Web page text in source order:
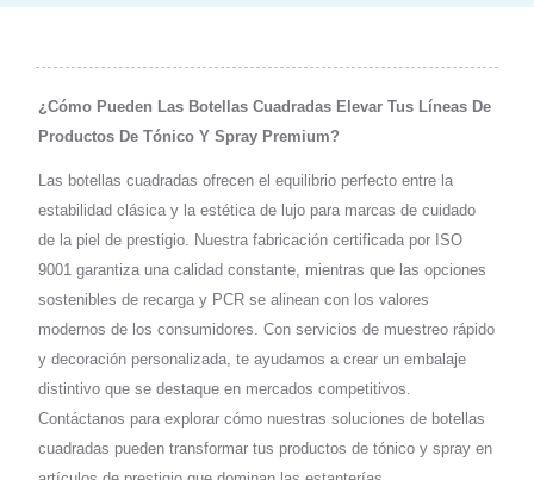
¿Cómo Pueden Las Botellas Cuadradas Elevar Tus Líneas De
Productos De Tónico Y Spray Premium?
Las botellas cuadradas ofrecen el equilibrio perfecto entre la
estabilidad clásica y la estética de lujo para marcas de cuidado
de la piel de prestigio. Nuestra fabricación certificada por ISO
9001 garantiza una calidad constante, mientras que las opciones
sostenibles de recarga y PCR se alinean con los valores
modernos de los consumidores. Con servicios de muestreo rápido
y decoración personalizada, te ayudamos a crear un embalaje
distintivo que se destaque en mercados competitivos.
Contáctanos para explorar cómo nuestras soluciones de botellas
cuadradas pueden transformar tus productos de tónico y spray en